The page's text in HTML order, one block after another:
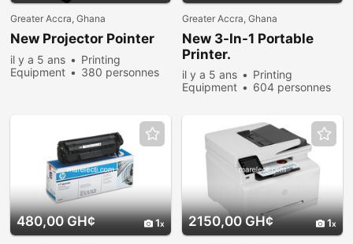
Greater Accra, Ghana
New Projector Pointer
il y a 5 ans
Printing
Equipment
380 personnes
Greater Accra, Ghana
New 3-In-1 Portable
Printer.
il y a 5 ans
Printing
Equipment
604 personnes
480,00 GH¢ 1 2150,00 GH¢ 1